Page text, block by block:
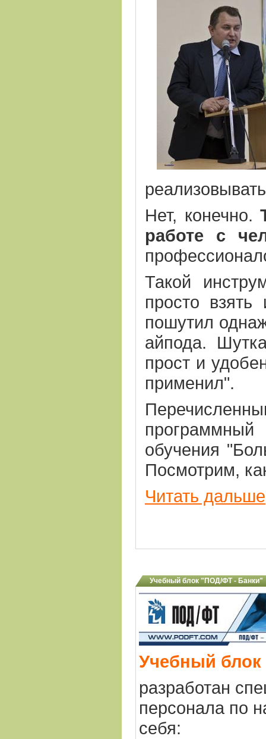
Нет, конечно.
работе с
Такой
просто
пошутил
айпода.
прост и
применил".
обучения
Посмотрим,
Читать дальше
Учебный блок "ПОД/ФТ - Банки"
Учебный
разработан
персонала по
себя: